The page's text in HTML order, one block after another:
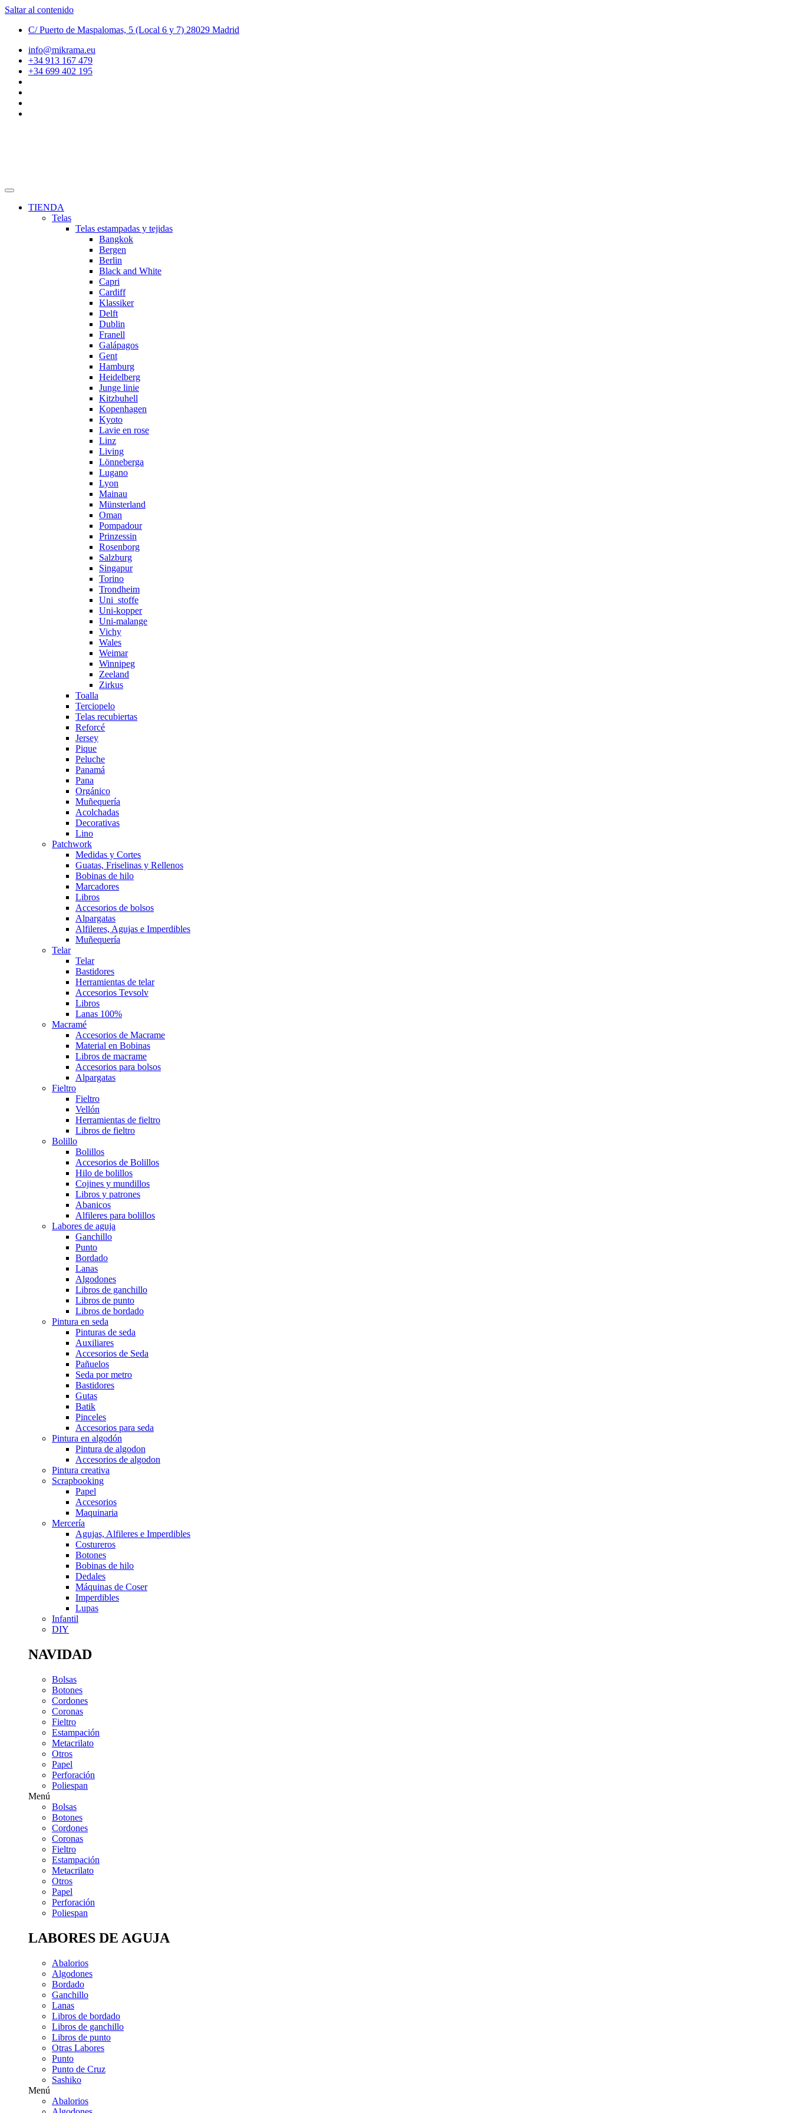
Saltar al contenido
C/ Puerto de Maspalomas, 5 (Local 6 y 7) 28029 Madrid
info@mikrama.eu
+34 913 167 479
+34 699 402 195
TIENDA
Telas
Telas estampadas y tejidas
Bangkok
Bergen
Berlin
Black and White
Capri
Cardiff
Klassiker
Delft
Dublin
Franell
Galápagos
Gent
Hamburg
Heidelberg
Junge linie
Kitzbuhell
Kopenhagen
Kyoto
Lavie en rose
Linz
Living
Lönneberga
Lugano
Lyon
Mainau
Münsterland
Oman
Pompadour
Prinzessin
Rosenborg
Salzburg
Singapur
Torino
Trondheim
Uni_stoffe
Uni-kopper
Uni-malange
Vichy
Wales
Weimar
Winnipeg
Zeeland
Zirkus
Toalla
Terciopelo
Telas recubiertas
Reforcé
Jersey
Pique
Peluche
Panamá
Pana
Orgánico
Muñequería
Acolchadas
Decorativas
Lino
Patchwork
Medidas y Cortes
Guatas, Friselinas y Rellenos
Bobinas de hilo
Marcadores
Libros
Accesorios de bolsos
Alpargatas
Alfileres, Agujas e Imperdibles
Muñequería
Telar
Telar
Bastidores
Herramientas de telar
Accesorios Tevsolv
Libros
Lanas 100%
Macramé
Accesorios de Macrame
Material en Bobinas
Libros de macrame
Accesorios para bolsos
Alpargatas
Fieltro
Fieltro
Vellón
Herramientas de fieltro
Libros de fieltro
Bolillo
Bolillos
Accesorios de Bolillos
Hilo de bolillos
Cojines y mundillos
Libros y patrones
Abanicos
Alfileres para bolillos
Labores de aguja
Ganchillo
Punto
Bordado
Lanas
Algodones
Libros de ganchillo
Libros de punto
Libros de bordado
Pintura en seda
Pinturas de seda
Auxiliares
Accesorios de Seda
Pañuelos
Seda por metro
Bastidores
Gutas
Batik
Pinceles
Accesorios para seda
Pintura en algodón
Pintura de algodon
Accesorios de algodon
Pintura creativa
Scrapbooking
Papel
Accesorios
Maquinaria
Mercería
Agujas, Alfileres e Imperdibles
Costureros
Botones
Bobinas de hilo
Dedales
Máquinas de Coser
Imperdibles
Lupas
Infantil
DIY
NAVIDAD
Bolsas
Botones
Cordones
Coronas
Fieltro
Estampación
Metacrilato
Otros
Papel
Perforación
Poliespan
Menú
Bolsas
Botones
Cordones
Coronas
Fieltro
Estampación
Metacrilato
Otros
Papel
Perforación
Poliespan
LABORES DE AGUJA
Abalorios
Algodones
Bordado
Ganchillo
Lanas
Libros de bordado
Libros de ganchillo
Libros de punto
Otras Labores
Punto
Punto de Cruz
Sashiko
Menú
Abalorios